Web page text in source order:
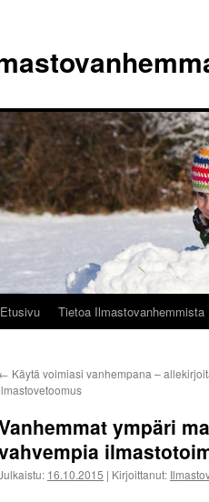
Etusivu Tietoa Ilmastovanhemmista
← Käytä voimiasi vanhempana –
ympäri
16.10.2015 | Kirjoittanut: